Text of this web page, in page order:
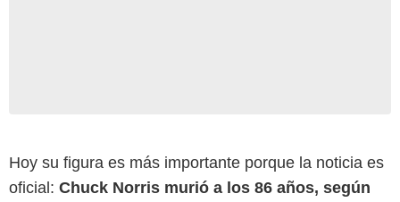
Hoy su figura es más importante porque la noticia es
oficial: Chuck Norris murió a los 86 años, según